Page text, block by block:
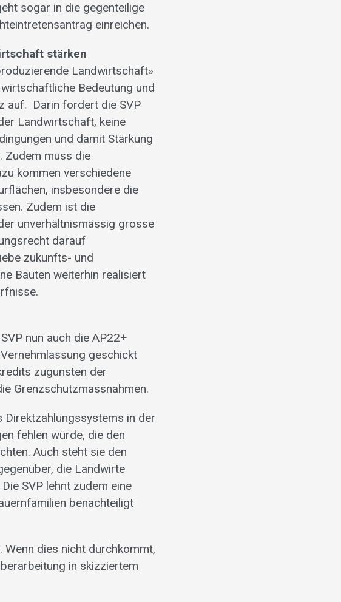
sogar in die gegenteilige
einreichen.
stärken
Landwirtschaft»
Bedeutung und
auf. Darin fordert die SVP
Landwirtschaft, keine
und damit Stärkung
Zudem muss die
kommen verschiedene
insbesondere die
Zudem ist die
unverhältnismässig grosse
darauf
zukunfts- und
Bauten weiterhin realisiert
nun auch die AP22+
geschickt
zugunsten der
Grenzschutzmassnahmen.
Direktzahlungssystems in der
fehlen würde, die den
Auch steht sie den
die Landwirte
SVP lehnt zudem eine
benachteiligt
Wenn dies nicht durchkommt,
in skizziertem